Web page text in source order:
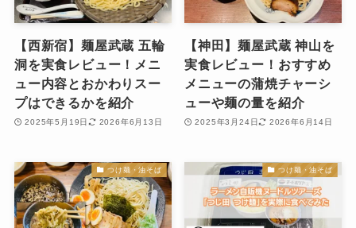
【西新宿】麺屋武蔵 五輪
洞を実食レビュー！メニ
ュー内容とおかわりスー
プはできるかを紹介
2025年5月19日 2026年6月13日
【神田】麺屋武蔵 神山を
実食レビュー！おすすめ
メニューの蒲焼チャーシ
ューや麺の量を紹介
2025年3月24日 2026年6月14日
つけ麺・油そば つけ麺・油そば